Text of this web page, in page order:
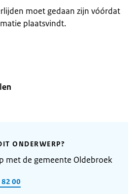
moet gedaan zijn vóórdat
plaatsvindt.
ONDERWERP?
met de gemeente Oldebroek
00